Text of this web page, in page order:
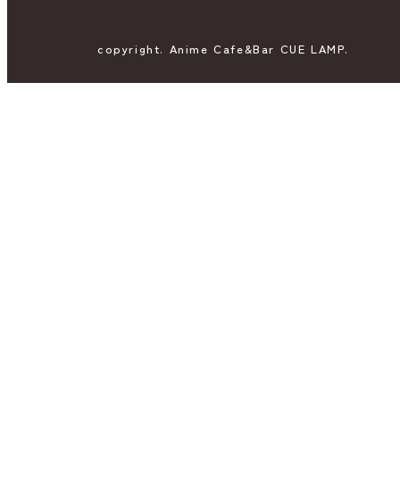
copyright. Anime Cafe&Bar CUE LAMP.